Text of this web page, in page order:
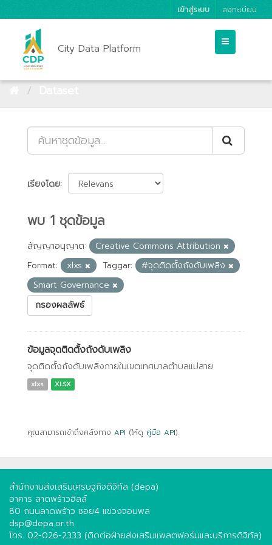
เข้าสู่ระบบ ลงทะเบียน
City Data Platform
เรียงโดย
พบ 1 ชุดข้อมูล
สัญญาอนุญาต:
Creative Commons Attribution
Format:
xlxs Taggar:
#จุดติดตั้งถังดับเพลิง
Smart Governance
กรองผลลัพธ์
ข้อมูลจุดติดตั้งถังดับเพลิง
จุดติดตั้งถังดับเพลิงภายในเขตเทศบาลตำบลแม่สาย
xlxs XLSX
คุณสามารถเข้าถึงคลังทาง API (ให้ดู คู่มือ API).
สำนักงานส่งเสริมเศรษฐกิจดิจิทัล (depa)
อาคาร ลาดพร้าวฮิลล์
80 ถนนลาดพร้าว ซอย4 แขวงจอมพล
dsp@depa.or.th
โทร. 02-026-2333 (ติดต่อฝ่ายส่งเสริมแพลตฟอร์มและบริการดิจิทัล)